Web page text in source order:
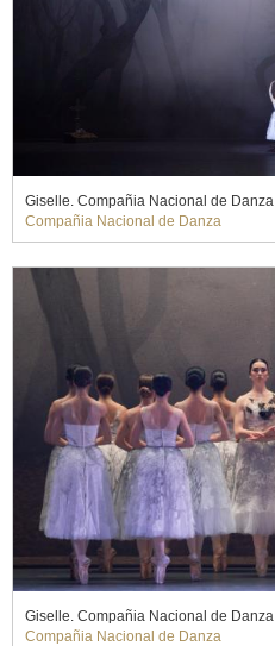
Giselle. Compañia Nacional de Danza
Compañia Nacional de Danza
Giselle. Compañia Nacional de Danza
Compañia Nacional de Danza